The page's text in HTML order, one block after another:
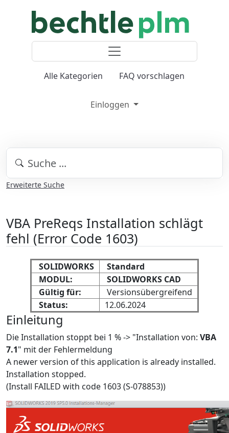
Alle Kategorien FAQ vorschlagen
Einloggen
Erweiterte Suche
VBA PreReqs Installation schlägt
fehl (Error Code 1603)
SOLIDWORKS
Standard
MODUL:
SOLIDWORKS CAD
Gültig für:
Versionsübergreifend
Status:
12.06.2024
Einleitung
Die Installation stoppt bei 1 % -> "Installation von: VBA
7.1" mit der Fehlermeldung
A newer version of this application is already installed.
Installation stopped.
(Install FAILED with code 1603 (S-078853))